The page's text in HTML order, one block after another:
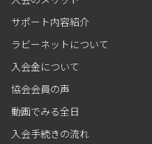
サポート内容紹介
ラビーネットについて
入会金について
協会会員の声
動画でみる全日
入会手続きの流れ